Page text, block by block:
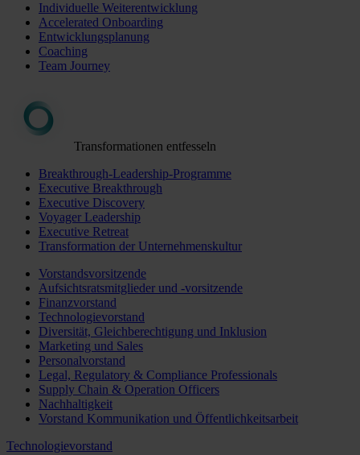
Individuelle Weiterentwicklung
Accelerated Onboarding
Entwicklungsplanung
Coaching
Team Journey
Transformationen entfesseln
Breakthrough-Leadership-Programme
Executive Breakthrough
Executive Discovery
Voyager Leadership
Executive Retreat
Transformation der Unternehmenskultur
Vorstandsvorsitzende
Aufsichtsratsmitglieder und -vorsitzende
Finanzvorstand
Technologievorstand
Diversität, Gleichberechtigung und Inklusion
Marketing und Sales
Personalvorstand
Legal, Regulatory & Compliance Professionals
Supply Chain & Operation Officers
Nachhaltigkeit
Vorstand Kommunikation und Öffentlichkeitsarbeit
Technologievorstand